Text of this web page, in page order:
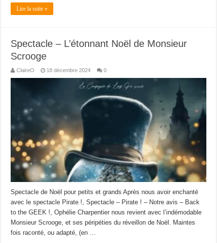
Lire la suite »
Spectacle – L’étonnant Noël de Monsieur
Scrooge
ClaireO 18 décembre 2024 0
Spectacle de Noël pour petits et grands Après nous avoir enchanté
avec le spectacle Pirate !, Spectacle – Pirate ! – Notre avis – Back
to the GEEK !, Ophélie Charpentier nous revient avec l’indémodable
Monsieur Scrooge, et ses péripéties du réveillon de Noël. Maintes
fois raconté, ou adapté, (en …